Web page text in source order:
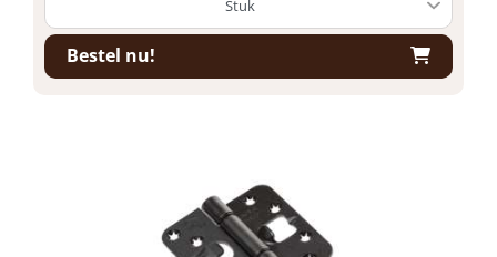
Bestel nu!